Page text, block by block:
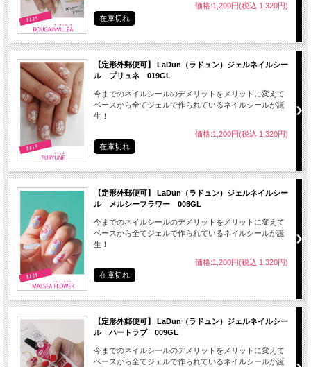
● シールの端部から付属のファイルでやさしくこするようにしてゆっくりはがして
下さい。
● はがした後はキューティクルオイル等で爪全体をマッサージして下さい。
● はがす時はお湯に３０秒くらい浸けると剥がしやすくなります。
● 開封後、ご使用にならないシートは元のビニールの袋に入れて保管してくださ
い。
● 開封後は３ヶ月以内にご使用ください。
● 長時間の連続使用は、お控えください。
価格:1,200円(税込 1,320円)
在庫切れ
【定形外郵便可】 LaDun（ラドュン）ジェルネイルシー
ル プリュネ 019GL
今までのネイルシールのデメリットをメリットに変えて
ベースから全てジェルで作られているネイルシールが誕
生！
価格:1,200円(税込 1,320円)
在庫切れ
【定形外郵便可】 LaDun（ラドュン）ジェルネイルシー
ル メルシーフラワー 008GL
今までのネイルシールのデメリットをメリットに変えて
ベースから全てジェルで作られているネイルシールが誕
生！
価格:1,200円(税込 1,320円)
在庫切れ
【定形外郵便可】 LaDun（ラドュン）ジェルネイルシー
ル ハートラブ 009GL
今までのネイルシールのデメリットをメリットに変えて
ベースから全てジェルで作られているネイルシールが誕